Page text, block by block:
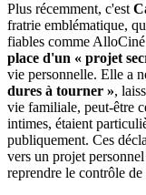
Plus récemment, c'est
fratrie emblématique,
fiables comme
place d'un « projet
vie personnelle. Elle a
dures à tourner »,
vie familiale, peut-être
intimes, étaient
publiquement. Ces
vers un projet
reprendre le contrôle